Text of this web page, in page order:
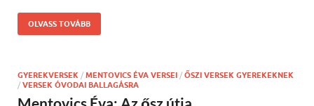
OLVASS TOVÁBB
GYEREKVERSEK / MENTOVICS ÉVA VERSEI / ŐSZI VERSEK GYEREKEKNEK
/ VERSEK ÓVODAI BALLAGÁSRA